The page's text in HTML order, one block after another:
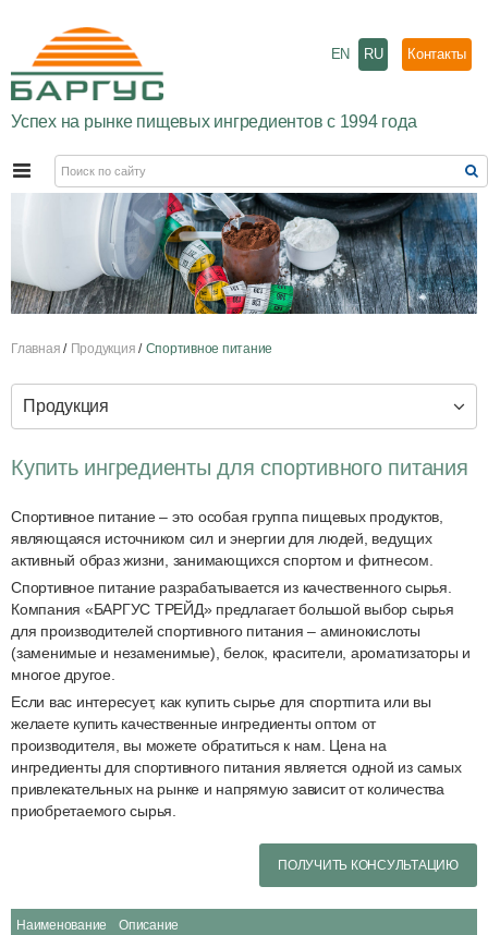
Успех на рынке пищевых ингредиентов с 1994 года
EN RU Контакты
Главная Продукция Спортивное питание
Продукция
Купить ингредиенты для спортивного питания
Спортивное питание – это особая группа пищевых продуктов,
являющаяся источником сил и энергии для людей, ведущих
активный образ жизни, занимающихся спортом и фитнесом.
Спортивное питание разрабатывается из качественного сырья.
Компания «БАРГУС ТРЕЙД» предлагает большой выбор сырья
для производителей спортивного питания – аминокислоты
(заменимые и незаменимые), белок, красители, ароматизаторы и
многое другое.
Если вас интересует, как купить сырье для спортпита или вы
желаете купить качественные ингредиенты оптом от
производителя, вы можете обратиться к нам. Цена на
ингредиенты для спортивного питания является одной из самых
привлекательных на рынке и напрямую зависит от количества
приобретаемого сырья.
ПОЛУЧИТЬ КОНСУЛЬТАЦИЮ
Наименование Описание